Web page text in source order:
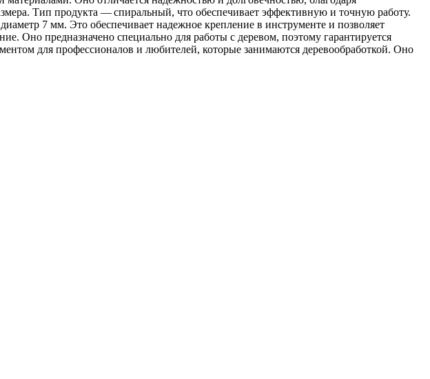
Тип продукта — спиральный, что обеспечивает эффективную и точную работу.
7 мм. Это обеспечивает надежное крепление в инструменте и позволяет
Оно предназначено специально для работы с деревом, поэтому гарантируется
для профессионалов и любителей, которые занимаются деревообработкой. Оно